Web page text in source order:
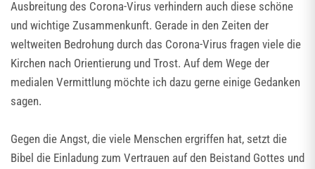
Ausbreitung des Corona-Virus verhindern auch diese schöne
und wichtige Zusammenkunft. Gerade in den Zeiten der
weltweiten Bedrohung durch das Corona-Virus fragen viele die
Kirchen nach Orientierung und Trost. Auf dem Wege der
medialen Vermittlung möchte ich dazu gerne einige Gedanken
sagen.
Gegen die Angst, die viele Menschen ergriffen hat, setzt die
Bibel die Einladung zum Vertrauen auf den Beistand Gottes und